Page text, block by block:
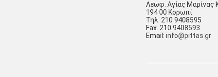
Λεωφ. Αγίας Μαρίνας
194 00 Κορωπί
Τηλ. 210 9408595
Fax. 210 9408593
Email: info@pittas.gr